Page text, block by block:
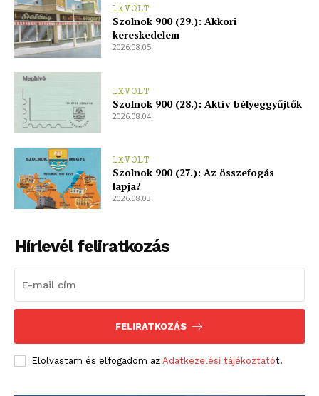
1XVOLT
Szolnok 900 (29.): Akkori
kereskedelem
2026.08.05.
1XVOLT
Szolnok 900 (28.): Aktív bélyeggyűjtők
2026.08.04.
1XVOLT
Szolnok 900 (27.): Az összefogás
lapja?
2026.08.03.
Hírlevél feliratkozás
FELIRATKOZÁS
Elolvastam és elfogadom az Adatkezelési tájékoztatót.